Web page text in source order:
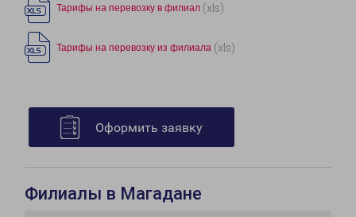
Тарифы на перевозку в филиал (xls)
Тарифы на перевозку из филиала (xls)
Оформить заявку
Филиалы в Магадане